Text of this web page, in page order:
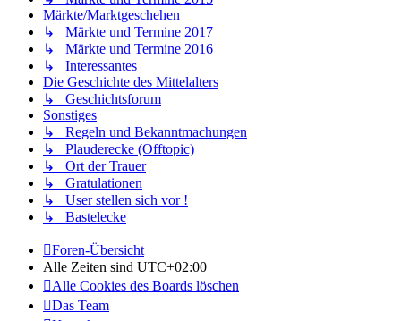
Märkte/Marktgeschehen
↳ Märkte und Termine 2017
↳ Märkte und Termine 2016
↳ Interessantes
Die Geschichte des Mittelalters
↳ Geschichtsforum
Sonstiges
↳ Regeln und Bekanntmachungen
↳ Plauderecke (Offtopic)
↳ Ort der Trauer
↳ Gratulationen
↳ User stellen sich vor !
↳ Bastelecke
Foren-Übersicht
Alle Zeiten sind UTC+02:00
Alle Cookies des Boards löschen
Das Team